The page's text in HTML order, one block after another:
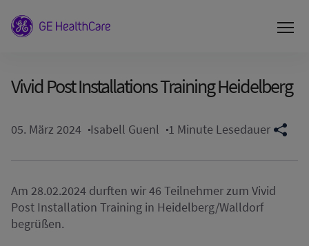
Vivid Post Installations Training Heidelberg
05. März 2024 Isabell Guenl 1 Minute Lesedauer
Am 28.02.2024 durften wir 46 Teilnehmer zum Vivid
Post Installation Training in Heidelberg/Walldorf
begrüßen.